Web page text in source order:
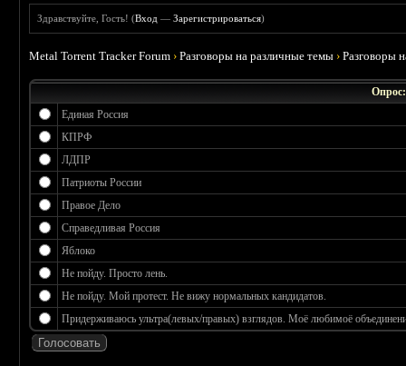
Здравствуйте, Гость! (Вход —Зарегистрироваться)
Metal Torrent Tracker Forum ›Разговоры на различные темы ›Разговоры
Опрос:
Единая Россия
КПРФ
ЛДПР
Патриоты России
Правое Дело
Справедливая Россия
Яблоко
Не пойду. Просто лень.
Не пойду. Мой протест. Не вижу нормальных кандидатов.
Придерживаюсь ультра(левых/правых) взглядов. Моё любимоё